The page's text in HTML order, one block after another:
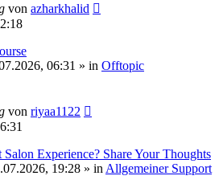
von azharkhalid
06:31 » in Offtopic
von riyaa1122
Experience? Share Your Thoughts
19:28 » in Allgemeiner Support